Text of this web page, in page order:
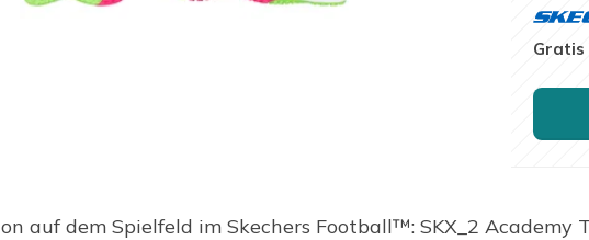
Gratis
auf dem Spielfeld im Skechers Football™: SKX_2 Academy